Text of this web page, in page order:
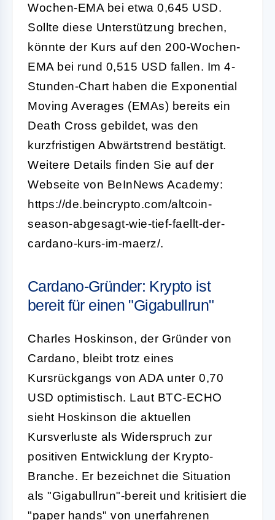
Wochen-EMA bei etwa 0,645 USD.
Sollte diese Unterstützung brechen,
könnte der Kurs auf den 200-Wochen-
EMA bei rund 0,515 USD fallen. Im 4-
Stunden-Chart haben die Exponential
Moving Averages (EMAs) bereits ein
Death Cross gebildet, was den
kurzfristigen Abwärtstrend bestätigt.
Weitere Details finden Sie auf der
Webseite von BeInNews Academy:
https://de.beincrypto.com/altcoin-
season-abgesagt-wie-tief-faellt-der-
cardano-kurs-im-maerz/.
Cardano-Gründer: Krypto ist
bereit für einen "Gigabullrun"
Charles Hoskinson, der Gründer von
Cardano, bleibt trotz eines
Kursrückgangs von ADA unter 0,70
USD optimistisch. Laut BTC-ECHO
sieht Hoskinson die aktuellen
Kursverluste als Widerspruch zur
positiven Entwicklung der Krypto-
Branche. Er bezeichnet die Situation
als "Gigabullrun"-bereit und kritisiert die
"paper hands" von unerfahrenen